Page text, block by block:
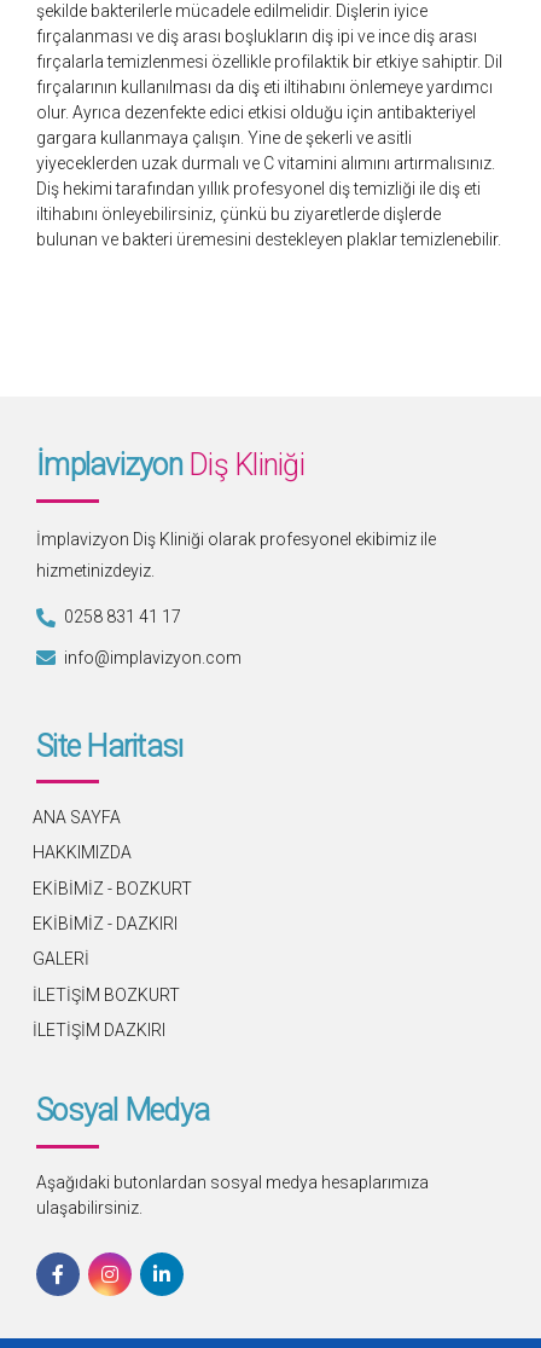
şekilde bakterilerle mücadele edilmelidir. Dişlerin iyice
fırçalanması ve diş arası boşlukların diş ipi ve ince diş arası
fırçalarla temizlenmesi özellikle profilaktik bir etkiye sahiptir. Dil
fırçalarının kullanılması da diş eti iltihabını önlemeye yardımcı
olur. Ayrıca dezenfekte edici etkisi olduğu için antibakteriyel
gargara kullanmaya çalışın. Yine de şekerli ve asitli
yiyeceklerden uzak durmalı ve C vitamini alımını artırmalısınız.
Diş hekimi tarafından yıllık profesyonel diş temizliği ile diş eti
iltihabını önleyebilirsiniz, çünkü bu ziyaretlerde dişlerde
bulunan ve bakteri üremesini destekleyen plaklar temizlenebilir.
İmplavizyon Diş Kliniği
İmplavizyon Diş Kliniği olarak profesyonel ekibimiz ile
hizmetinizdeyiz.
0258 831 41 17
info@implavizyon.com
Site Haritası
ANA SAYFA
HAKKIMIZDA
EKİBİMİZ - BOZKURT
EKİBİMİZ - DAZKIRI
GALERİ
İLETİŞİM BOZKURT
İLETİŞİM DAZKIRI
Sosyal Medya
Aşağıdaki butonlardan sosyal medya hesaplarımıza
ulaşabilirsiniz.